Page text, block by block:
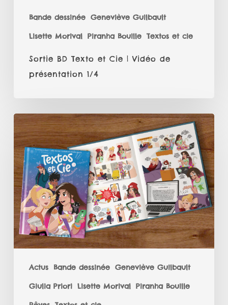
Bande dessinée Geneviève Guilbault
Lisette Morival Piranha Bouille Textos et cie
Sortie BD Texto et Cie | Vidéo de
présentation 1/4
Actus Bande dessinée Geneviève Guilbault
Giulia Priori Lisette Morival Piranha Bouille
C’est
aujourd’hui
🥰
🔥
😊
que
sort
officiellement
notre
!!!!!!!
Chez